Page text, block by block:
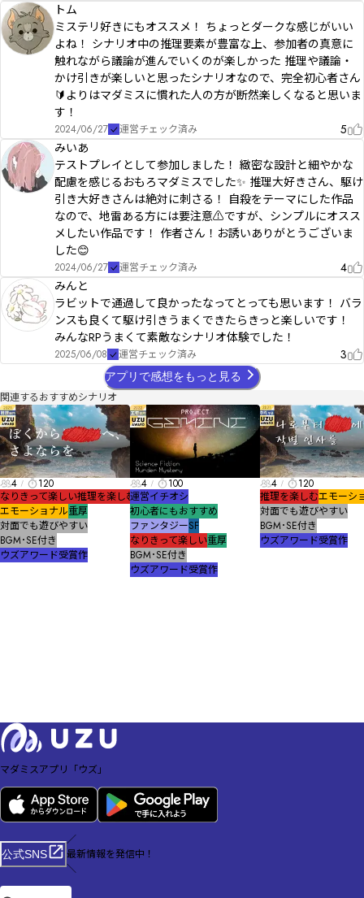
トム
ミステリ好きにもオススメ！ ちょっとダークな感じがいい
よね！ シナリオ中の推理要素が豊富な上、参加者の真意に
触れながら議論が進んでいくのが楽しかった 推理や議論・
かけ引きが楽しいと思ったシナリオなので、完全初心者さん
🔰よりはマダミスに慣れた人の方が断然楽しくなると思いま
す！
2024/06/27 運営チェック済み
5
みいあ
テストプレイとして参加しました！ 緻密な設計と細やかな
配慮を感じるおもろマダミスでした✨ 推理大好きさん、駆け
引き大好きさんは絶対に刺さる！ 自殺をテーマにした作品
なので、地雷ある方には要注意⚠️ですが、シンプルにオスス
メしたい作品です！ 作者さん！お誘いありがとうございま
した😊
2024/06/27 運営チェック済み
4
みんと
ラビットで通過して良かったなってとっても思います！ バラ
ンスも良くて駆け引きうまくできたらきっと楽しいです！
みんなRPうまくて素敵なシナリオ体験でした！
2025/06/08 運営チェック済み 3
アプリで感想をもっと見る
関連するおすすめシナリオ
4
120
なりきって楽しい推理を楽しむ
エモーショナル重厚
対面でも遊びやすい
BGM･SE付き
ウズアワード受賞作
4
100
運営イチオシ
初心者にもおすすめ
ファンタジーSF
なりきって楽しい重厚
BGM･SE付き
ウズアワード受賞作
4
120
推理を楽しむエモーシ
対面でも遊びやすい
BGM･SE付き
ウズアワード受賞作
マダミスアプリ「ウズ」
公式SNS
／
最新情報を発信中！
＼